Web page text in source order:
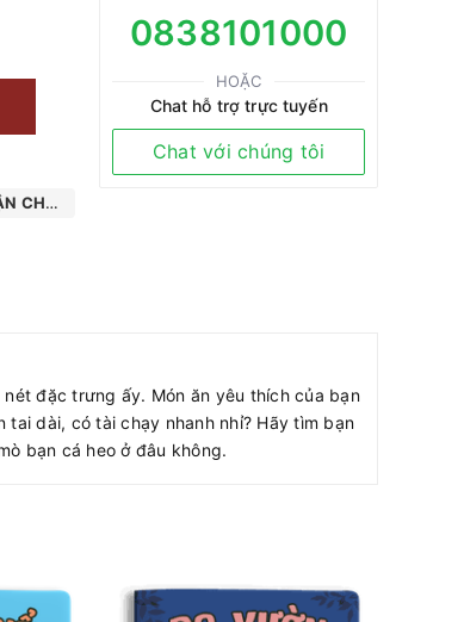
0838101000
HOẶC
Chat hỗ trợ trực tuyến
Chat với chúng tôi
đặc trưng ấy. Món ăn yêu thích của bạn
dài, có tài chạy nhanh nhỉ? Hãy tìm bạn
bạn cá heo ở đâu không.